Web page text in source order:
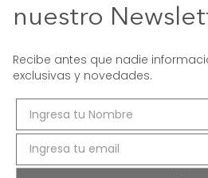
nuestro
Recibe antes que nadie
exclusivas y novedades.